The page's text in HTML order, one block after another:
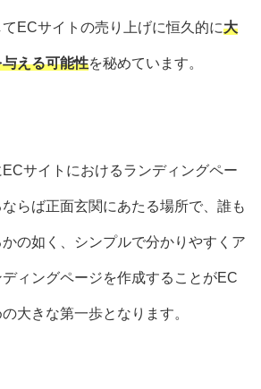
ECサイトの売り上げに恒久的に大
える可能性を秘めています。
サイトにおけるランディングペー
らば正面玄関にあたる場所で、誰も
の如く、 シンプルで分かりやすくア
ィングページを作成することがEC
大きな第一歩となります。